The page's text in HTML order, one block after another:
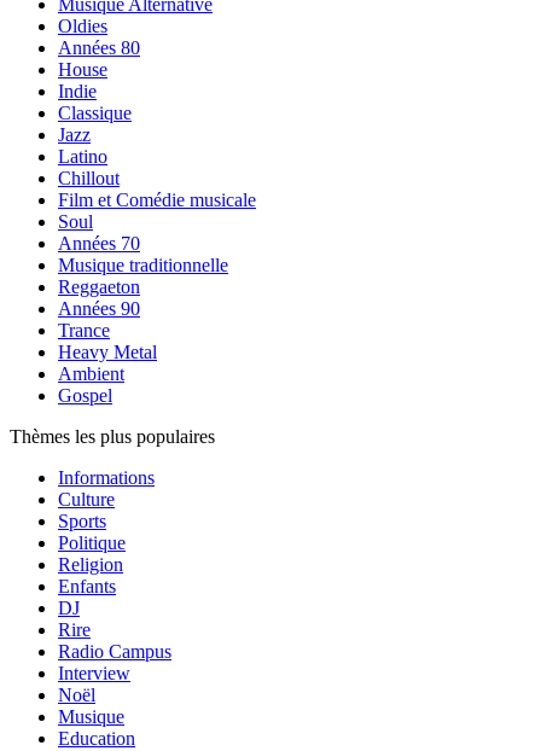
Musique Alternative
Oldies
Années 80
House
Indie
Classique
Jazz
Latino
Chillout
Film et Comédie musicale
Soul
Années 70
Musique traditionnelle
Reggaeton
Années 90
Trance
Heavy Metal
Ambient
Gospel
Thèmes les plus populaires
Informations
Culture
Sports
Politique
Religion
Enfants
DJ
Rire
Radio Campus
Interview
Noël
Musique
Education